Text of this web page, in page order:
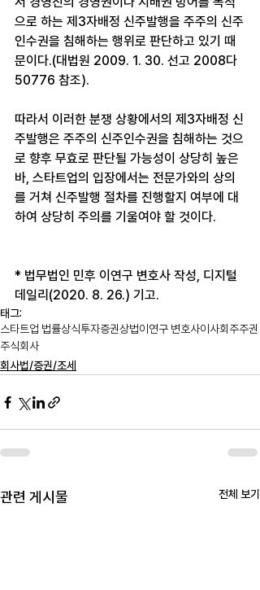
으로 하는 제3자배정 신주발행을 주주의 신주
인수권을 침해하는 행위로 판단하고 있기 때
문이다.(대법원 2009. 1. 30. 선고 2008다
50776 참조).
따라서 이러한 분쟁 상황에서의 제3자배정 신
주발행은 주주의 신주인수권을 침해하는 것으
로 향후 무효로 판단될 가능성이 상당히 높은
바, 스타트업의 입장에서는 전문가와의 상의
를 거쳐 신주발행 절차를 진행할지 여부에 대
하여 상당히 주의를 기울여야 할 것이다.
* 법무법인 민후 이연구 변호사 작성, 디지털
데일리(2020. 8. 26.) 기고.
태그:
스타트업 법률상식투자증권상법이연구 변호사이사회 주주권
주식회사
회사법/증권/조세
관련 게시물 전체 보기